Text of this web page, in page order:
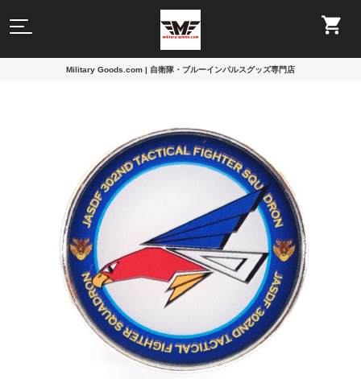
Military Goods.com | 自衛隊・ブルーインパルスグッズ専門店